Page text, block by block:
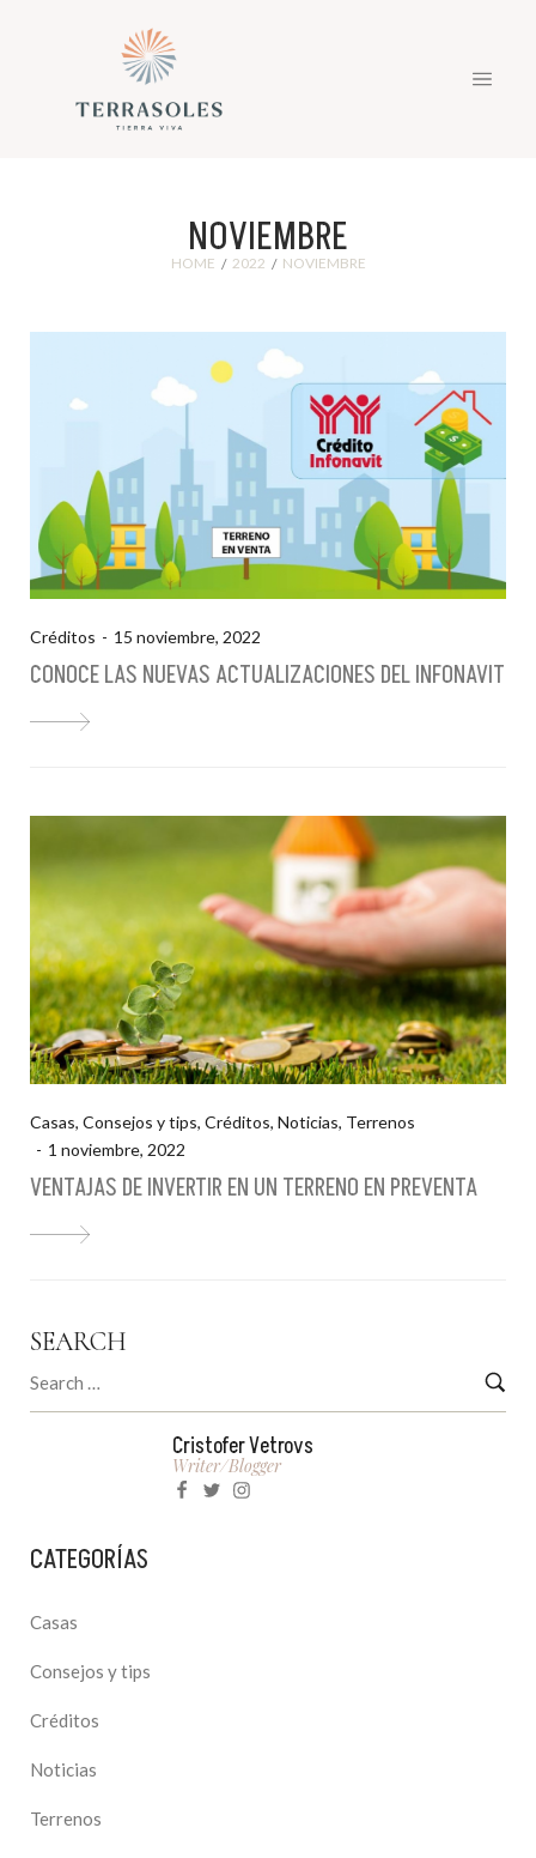
NOVIEMBRE
HOME / 2022 / NOVIEMBRE
Créditos 15 noviembre, 2022
CONOCE LAS NUEVAS ACTUALIZACIONES DEL INFONAVIT
Casas, Consejos y tips, Créditos, Noticias, Terrenos
1 noviembre, 2022
VENTAJAS DE INVERTIR EN UN TERRENO EN PREVENTA
SEARCH
Cristofer Vetrovs
Writer/blogger
CATEGORÍAS
Casas
Consejos y tips
Créditos
Noticias
Terrenos